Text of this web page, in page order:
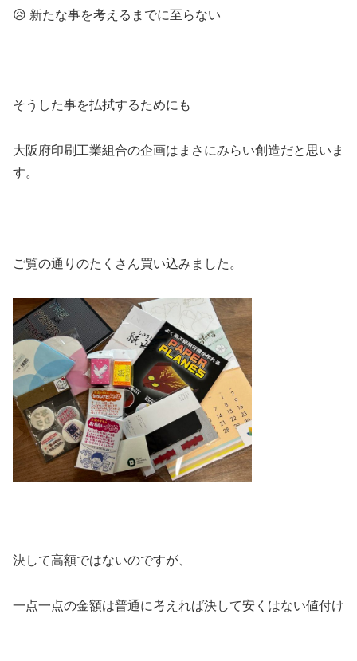
😥 新たな事を考えるまでに至らない
そうした事を払拭するためにも
大阪府印刷工業組合の企画はまさにみらい創造だと思いま
す。
ご覧の通りのたくさん買い込みました。
決して高額ではないのですが、
一点一点の金額は普通に考えれば決して安くはない値付け